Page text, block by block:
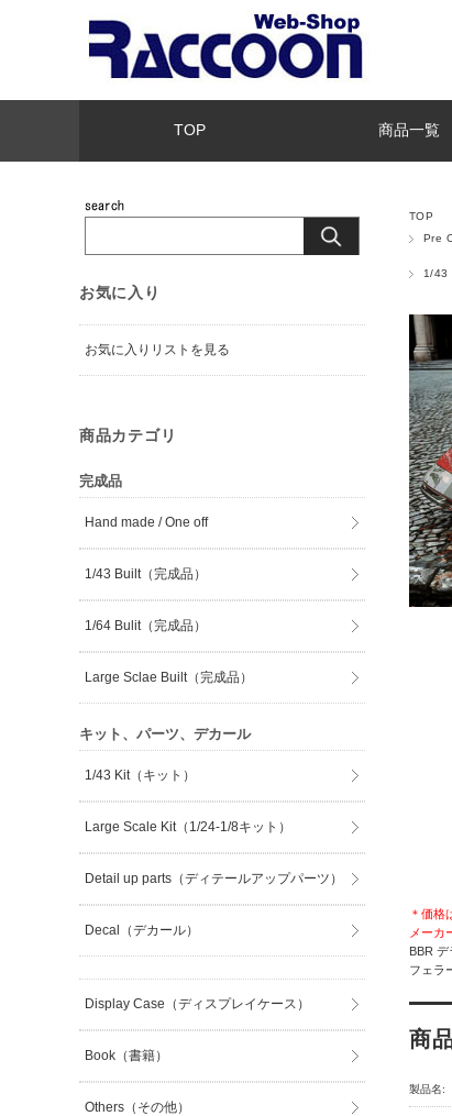
TOP 商品一覧
TOP
Pre
1/43
＊価格
メーカ
BBR
フェラ
商
製品名:
お気に入り
お気に入りリストを見る
商品カテゴリ
完成品
Hand made / One off
1/43 Built（完成品）
1/64 Bulit（完成品）
Large Sclae Built（完成品）
キット、パーツ、デカール
1/43 Kit（キット）
Large Scale Kit（1/24-1/8キット）
Detail up parts（ディテールアップパーツ）
Decal（デカール）
Display Case（ディスプレイケース）
Book（書籍）
Others（その他）